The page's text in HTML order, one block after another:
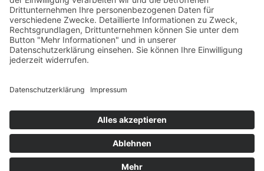
© Copyright 1999 - 2026 | Neesen Schlüsselfertigbau
GmbH